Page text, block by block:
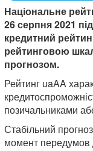
Національне
26 серпня 2021
кредитний
рейтинговою
прогнозом.
Рейтинг uaAA
позичальниками
Стабільний
момент передумов